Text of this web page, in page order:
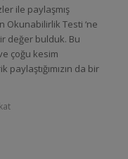
ile paylaşmış
Okunabilirlik Testi ‘ne
değer bulduk. Bu
çoğu kesim
da bir